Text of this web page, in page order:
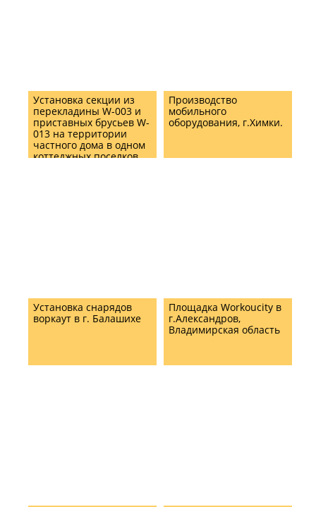
Установка секции из
перекладины W-003 и
приставных брусьев W-
013 на территории
частного дома в одном
коттеджных поселков
Производство
мобильного
оборудования, г.Химки.
Установка снарядов
воркаут в г. Балашихе
Площадка Workoucity в
г.Александров,
Владимирская область